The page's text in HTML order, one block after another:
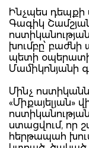
Ինչպես դեպքի
Գագիկ
խումբը՝
պետի
Մամիկոնյանի
Մինչ
«Միքայելյան»
ստացվում, որ
հերթապահ